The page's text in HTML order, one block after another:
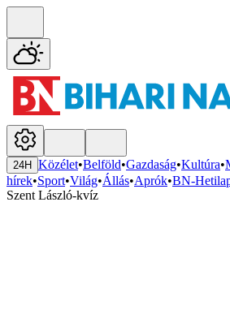
24H Közélet•Belföld•Gazdaság•Kultúra•
hírek•Sport•Világ•Állás•Aprók•BN-
Szent László-kvíz